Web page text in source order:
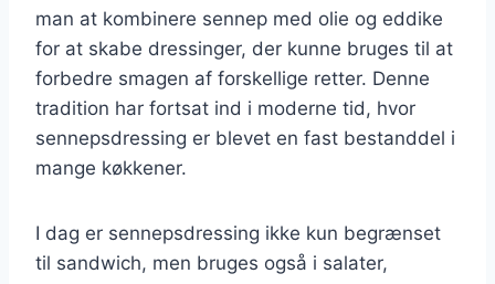
man at kombinere sennep med olie og eddike
for at skabe dressinger, der kunne bruges til at
forbedre smagen af forskellige retter. Denne
tradition har fortsat ind i moderne tid, hvor
sennepsdressing er blevet en fast bestanddel i
mange køkkener.
I dag er sennepsdressing ikke kun begrænset
til sandwich, men bruges også i salater,